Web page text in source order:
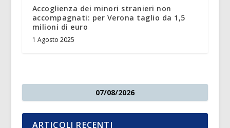
Accoglienza dei minori stranieri non
accompagnati: per Verona taglio da 1,5
milioni di euro
1 Agosto 2025
07/08/2026
ARTICOLI RECENTI